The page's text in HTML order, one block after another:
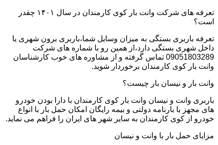
تعرفه های شرکت وانت بار کوی کارمندان در سال ۱۴۰۱ چقدر
است؟
تعرفه باربری بستگی به میزان وسایل شما،باربری برون شهری یا
داخل شهری بستگی دارد،از همین رو با شماره های شرکت
09051803289 تماس گرفته و از مشاوره های خوب کارشناسان
وانت بار کوی کارمندان برخوردار شوید.
وانت بار و نیسان بار چیست؟
باربری وانت و نیسان وانت بار کوی کارمندان با دارا بودن خودرو
های مجهز با بارنامه دولتی و بیمه رایگان امکان حمل بار با انواع
خودرو از کوی کارمندان به سایر شهر های ایران را فراهم می نماید.
مزایای حمل بار با وانت و نیسان